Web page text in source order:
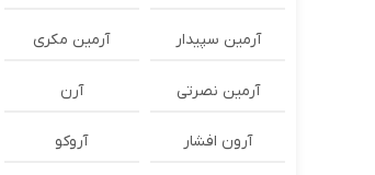
آرمین سپیدار آرمین مکری
آرمین نصرتی آرن
آرون افشار آروکو